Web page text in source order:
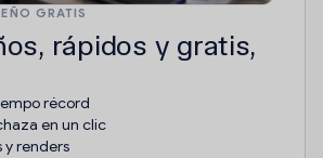
GRATIS
rápidos y gratis,
récord
en un clic
renders